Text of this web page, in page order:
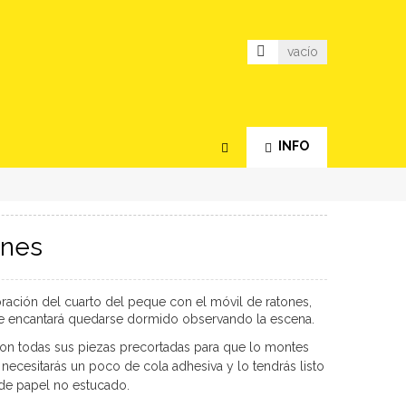
vacío
INFO
del cuarto del peque con el móvil de ratones,
encantará quedarse dormido observando la escena
todas sus piezas precortadas para que lo montes
un poco de cola adhesiva y lo tendrás listo
papel no estucado.